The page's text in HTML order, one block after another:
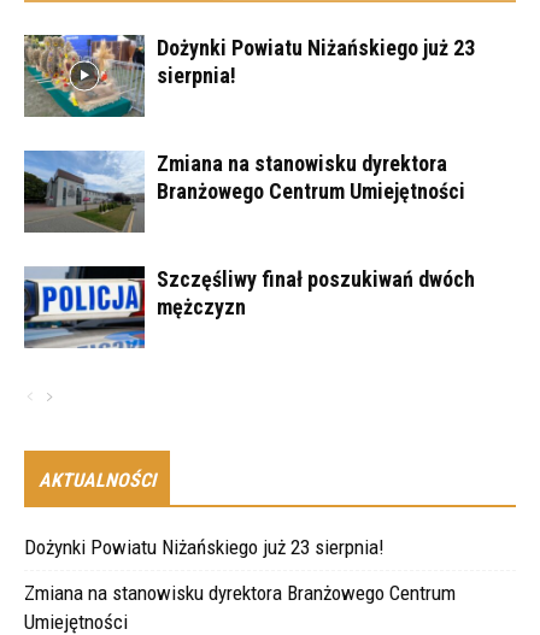
Dożynki Powiatu Niżańskiego już 23
sierpnia!
Zmiana na stanowisku dyrektora
Branżowego Centrum Umiejętności
Szczęśliwy finał poszukiwań dwóch
mężczyzn
AKTUALNOŚCI
Dożynki Powiatu Niżańskiego już 23 sierpnia!
Zmiana na stanowisku dyrektora Branżowego Centrum
Umiejętności